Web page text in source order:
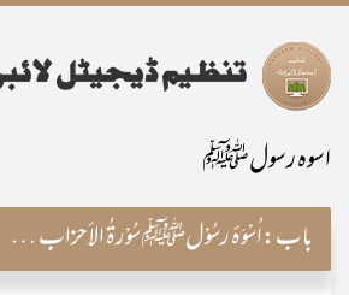
اسوہ رسولﷺ
باب:اُسْوَۂ رسُوْلﷺ سُوْرۃُ الأحزاب کے تیسرے۳ رکُوع کی روشنی میں